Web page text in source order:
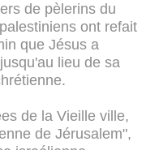
de pèlerins du
ont refait
que Jésus a
lieu de sa
de la Vieille ville,
de Jérusalem",